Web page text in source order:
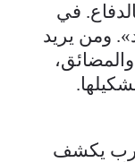
في
ومن يريد
يكشف